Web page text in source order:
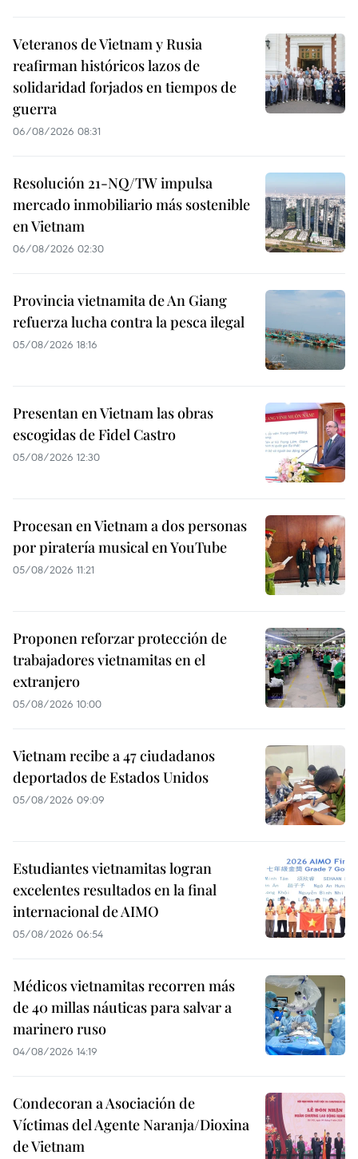
Veteranos de Vietnam y Rusia
reafirman históricos lazos de
solidaridad forjados en tiempos de
guerra
06/08/2026 08:31
Resolución 21-NQ/TW impulsa
mercado inmobiliario más sostenible
en Vietnam
06/08/2026 02:30
Provincia vietnamita de An Giang
refuerza lucha contra la pesca ilegal
05/08/2026 18:16
Presentan en Vietnam las obras
escogidas de Fidel Castro
05/08/2026 12:30
Procesan en Vietnam a dos personas
por piratería musical en YouTube
05/08/2026 11:21
Proponen reforzar protección de
trabajadores vietnamitas en el
extranjero
05/08/2026 10:00
Vietnam recibe a 47 ciudadanos
deportados de Estados Unidos
05/08/2026 09:09
Estudiantes vietnamitas logran
excelentes resultados en la final
internacional de AIMO
05/08/2026 06:54
Médicos vietnamitas recorren más
de 40 millas náuticas para salvar a
marinero ruso
04/08/2026 14:19
Condecoran a Asociación de
Víctimas del Agente Naranja/Dioxina
de Vietnam